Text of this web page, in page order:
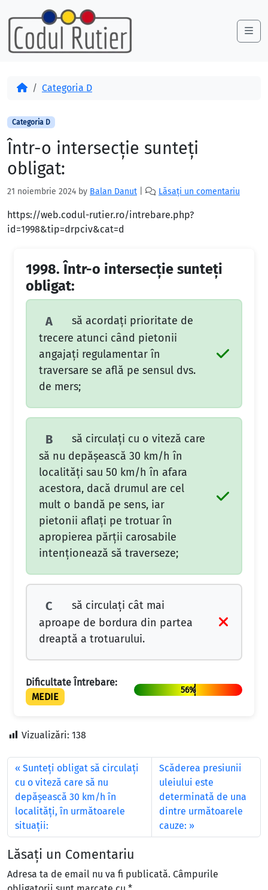
Skip to content
Skip to footer
AcasăCategoria D
Categoria D
Într-o intersecţie sunteţi
obligat:
21 noiembrie 2024 by Balan Danut Lăsați un comentariu
https://web.codul-rutier.ro/intrebare.php?
id=1998&tip=drpciv&cat=d
1998. Într-o intersecţie sunteţi
obligat:
A
să acordaţi prioritate de
trecere atunci când pietonii
angajaţi regulamentar în
traversare se află pe sensul dvs.
de mers;
B
să circulaţi cu o viteză care
să nu depăşească 30 km/h în
localităţi sau 50 km/h în afara
acestora, dacă drumul are cel
mult o bandă pe sens, iar
pietonii aflaţi pe trotuar în
apropierea părţii carosabile
intenţionează să traverseze;
C
să circulaţi cât mai
aproape de bordura din partea
dreaptă a trotuarului.
Dificultate Întrebare:
MEDIE
56%
Vizualizări: 138
Sunteţi obligat să circulaţi
cu o viteză care să nu
depăşească 30 km/h în
localităţi, în următoarele
situaţii:
Scăderea presiunii
uleiului este
determinată de una
dintre următoarele
cauze:
Lăsați un Comentariu
Adresa ta de email nu va fi publicată. Câmpurile